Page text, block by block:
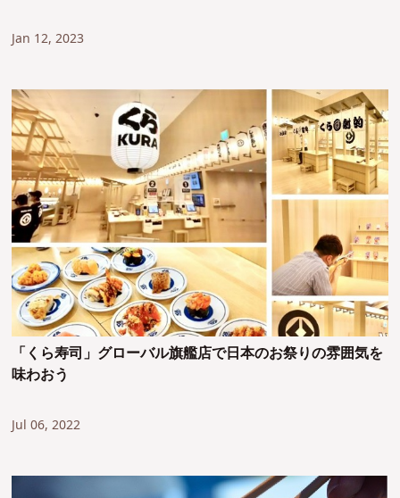
Jan 12, 2023
「くら寿司」グローバル旗艦店で日本のお祭りの雰囲気を
味わおう
Jul 06, 2022